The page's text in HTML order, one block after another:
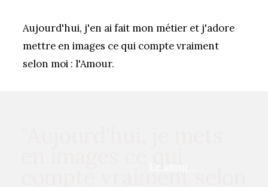
Aujourd'hui, j'en ai fait mon métier et j'adore
mettre en images ce qui compte vraiment
selon moi : l'Amour.